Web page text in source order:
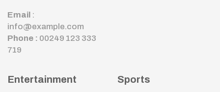
Email :
info@example.com
Phone : 00249 123 333
719
Entertainment Sports